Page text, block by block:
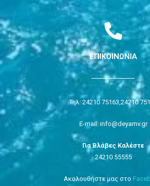
ΕΠΙΚΟΙΝΩΝΙΑ
Τηλ: 24210 75163, 24210
E-mail: info@deyamv.gr
Για Βλάβες Καλέστε
24210 55555
Ακολουθήστε μας στο